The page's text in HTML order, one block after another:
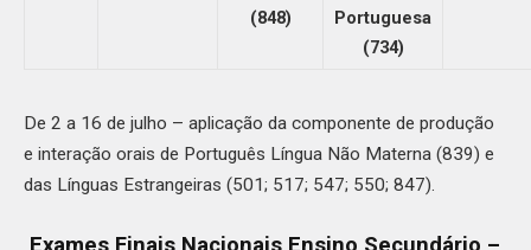
(848)
Portuguesa
(734)
De 2 a 16 de julho – aplicação da componente de produção
e interação orais de Português Língua Não Materna (839) e
das Línguas Estrangeiras (501; 517; 547; 550; 847).